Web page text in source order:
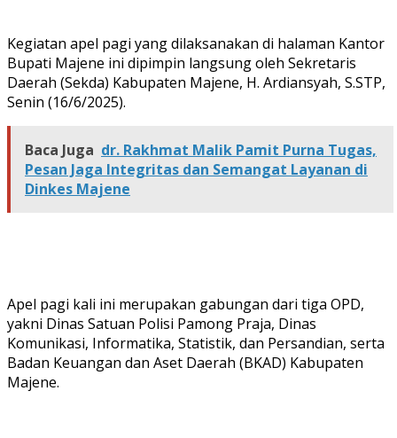
Kegiatan apel pagi yang dilaksanakan di halaman Kantor
Bupati Majene ini dipimpin langsung oleh Sekretaris
Daerah (Sekda) Kabupaten Majene, H. Ardiansyah, S.STP,
Senin (16/6/2025).
Baca Juga dr. Rakhmat Malik Pamit Purna Tugas,
Pesan Jaga Integritas dan Semangat Layanan di
Dinkes Majene
Apel pagi kali ini merupakan gabungan dari tiga OPD,
yakni Dinas Satuan Polisi Pamong Praja, Dinas
Komunikasi, Informatika, Statistik, dan Persandian, serta
Badan Keuangan dan Aset Daerah (BKAD) Kabupaten
Majene.